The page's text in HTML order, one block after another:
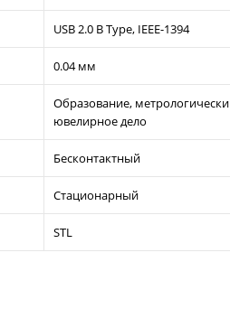
USB 2.0 B Type, IEEE-1394
0.04 мм
Образование,
ювелирное дело
Бесконтактный
Стационарный
STL